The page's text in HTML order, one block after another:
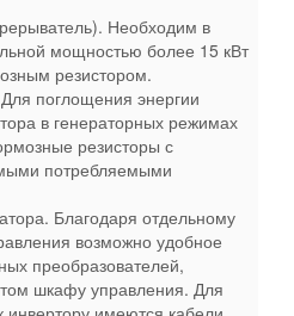
Необходим в
мощностью более 15 кВт
резистором.
поглощения энергии
в генераторных режимах
резисторы с
потребляемыми
Благодаря отдельному
возможно удобное
преобразователей,
шкафу управления. Для